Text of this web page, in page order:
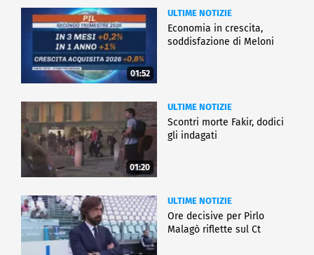
01:52
ULTIME NOTIZIE
Economia in crescita,
soddisfazione di Meloni
01:20
ULTIME NOTIZIE
Scontri morte Fakir, dodici
gli indagati
ULTIME NOTIZIE
Ore decisive per Pirlo
Malagò riflette sul Ct